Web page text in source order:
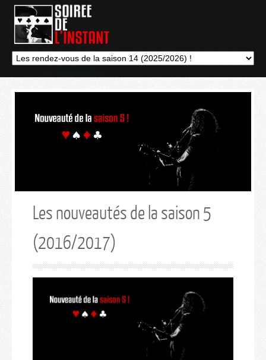
Les nouveautés de la saison 5
(2016/2017)